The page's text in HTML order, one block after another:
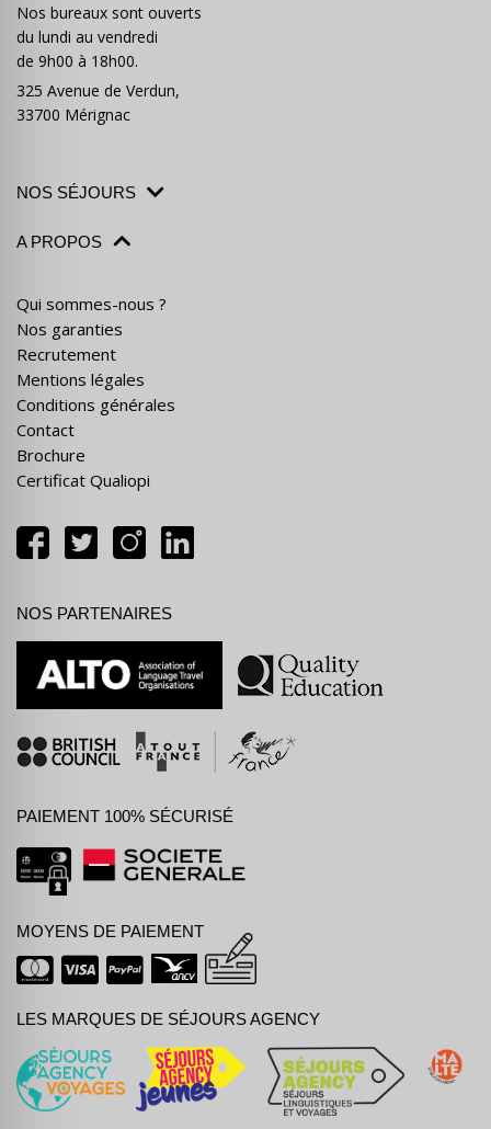
Nos bureaux sont ouverts
du lundi au vendredi
de 9h00 à 18h00.
325 Avenue de Verdun,
33700 Mérignac
NOS SÉJOURS
A PROPOS
Qui sommes-nous ?
Nos garanties
Recrutement
Mentions légales
Conditions générales
Contact
Brochure
Certificat Qualiopi
NOS PARTENAIRES
PAIEMENT 100% SÉCURISÉ
MOYENS DE PAIEMENT
LES MARQUES DE SÉJOURS AGENCY